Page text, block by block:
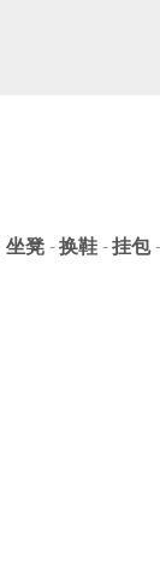
坐凳 -换鞋 -挂包